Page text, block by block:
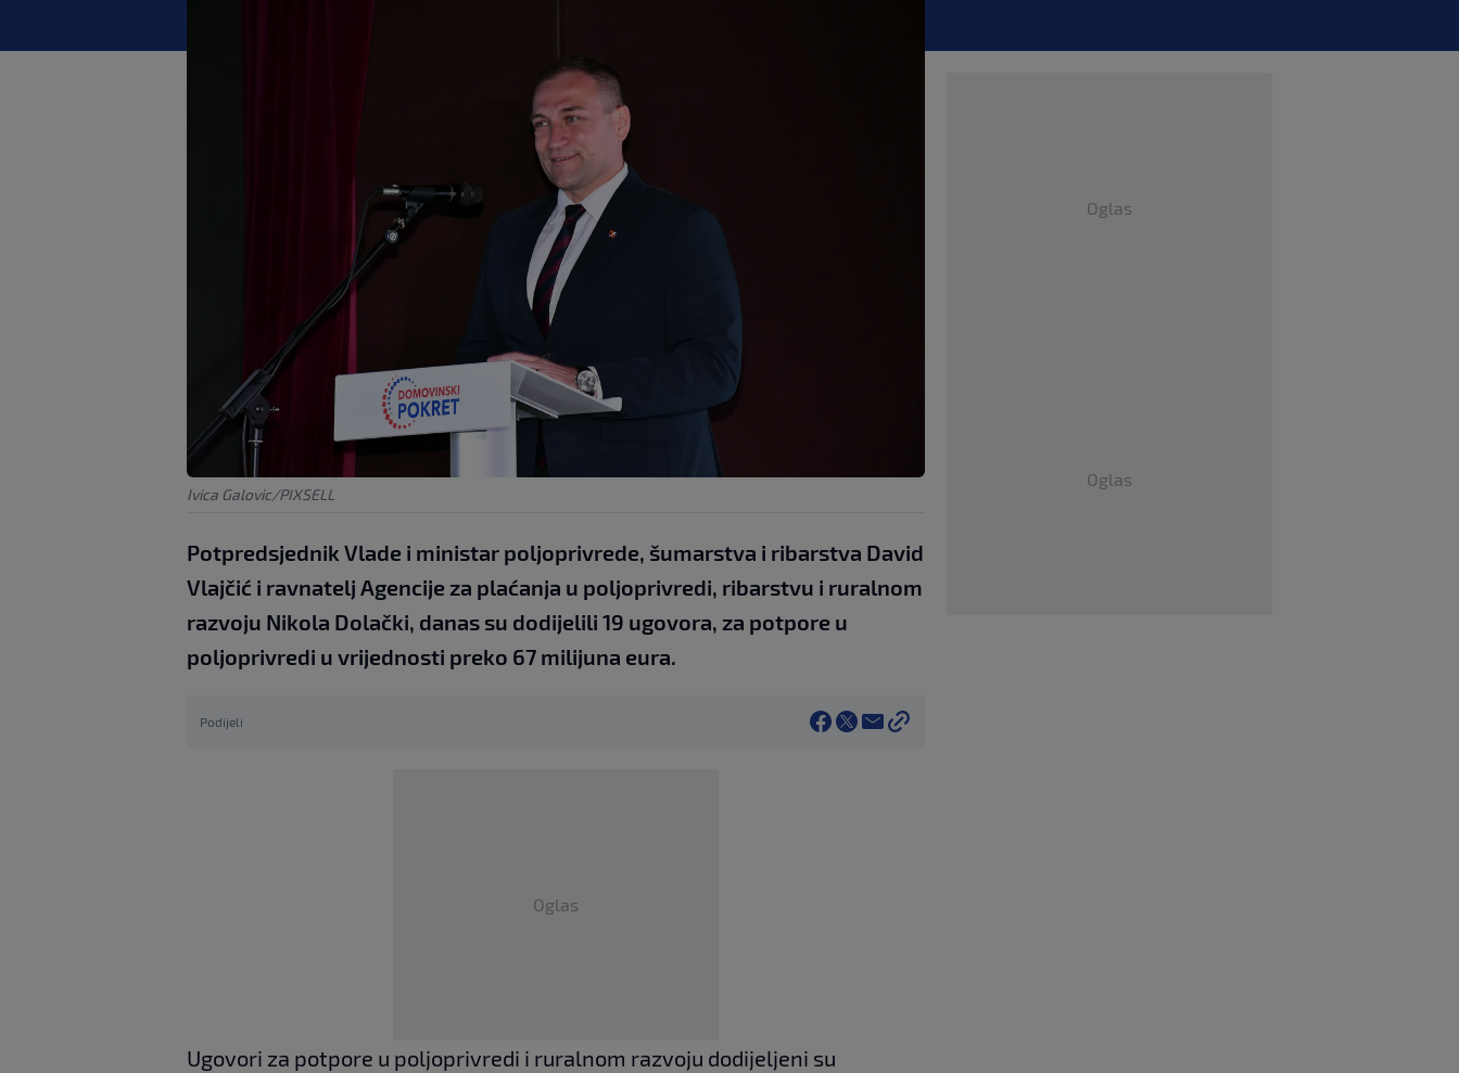
Ivica Galovic/PIXSELL
Potpredsjednik Vlade i ministar poljoprivrede, šumarstva i ribarstva David
Vlajčić i ravnatelj Agencije za plaćanja u poljoprivredi, ribarstvu i ruralnom
razvoju Nikola Dolački, danas su dodijelili 19 ugovora, za potpore u
poljoprivredi u vrijednosti preko 67 milijuna eura.
Podijeli
Oglas
Ugovori za potpore u poljoprivredi i ruralnom razvoju dodijeljeni su
Oglas
Oglas